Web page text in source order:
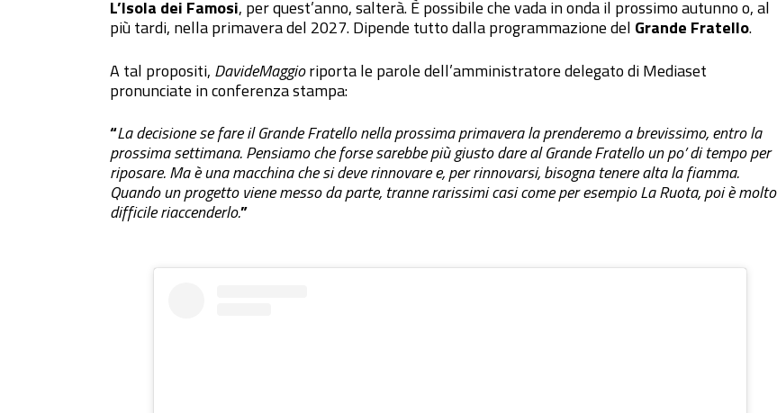
L’Isola dei Famosi, per quest’anno, salterà. È possibile che vada in onda il prossimo autunno o, al
più tardi, nella primavera del 2027. Dipende tutto dalla programmazione del Grande Fratello.
A tal propositi, DavideMaggioriporta le parole dell’amministratore delegato di Mediaset
pronunciate in conferenza stampa:
“La decisione se fare il Grande Fratello nella prossima primavera la prenderemo a brevissimo, entro la
prossima settimana. Pensiamo che forse sarebbe più giusto dare al Grande Fratello un po’ di tempo per
riposare. Ma è una macchina che si deve rinnovare e, per rinnovarsi, bisogna tenere alta la fiamma.
Quando un progetto viene messo da parte, tranne rarissimi casi come per esempio La Ruota, poi è molto
difficile riaccenderlo.”